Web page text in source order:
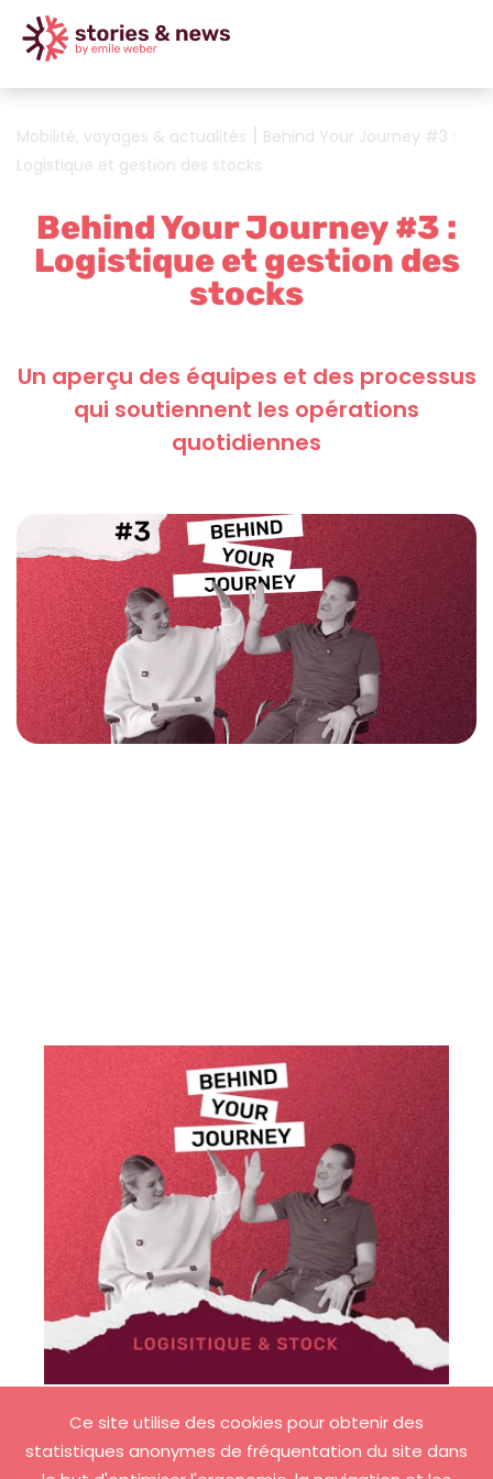
Mobilité, voyages & actualités | Behind Your Journey #3 :
Logistique et gestion des stocks
Behind Your Journey #3 :
Logistique et gestion des
stocks
Un aperçu des équipes et des processus
qui soutiennent les opérations
quotidiennes
Ce site utilise des cookies pour obtenir des
statistiques anonymes de fréquentation du site dans